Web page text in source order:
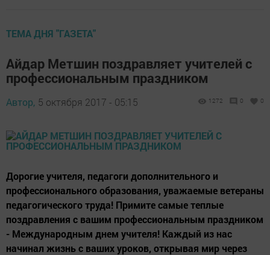
ТЕМА ДНЯ "ГАЗЕТА"
Айдар Метшин поздравляет учителей с
профессиональным праздником
Автор, 5 октября 2017 - 05:15 1272 0 0
Дорогие учителя, педагоги дополнительного и
профессионального образования, уважаемые ветераны
педагогического труда! Примите самые теплые
поздравления с вашим профессиональным праздником
- Международным днем учителя! Каждый из нас
начинал жизнь с ваших уроков, открывая мир через